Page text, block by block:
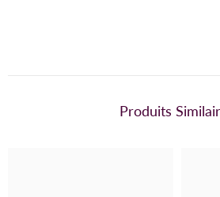
Produits